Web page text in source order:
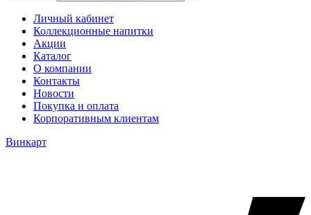
Личный кабинет
Коллекционные напитки
Акции
Каталог
О компании
Контакты
Новости
Покупка и оплата
Корпоративным клиентам
Винкарт